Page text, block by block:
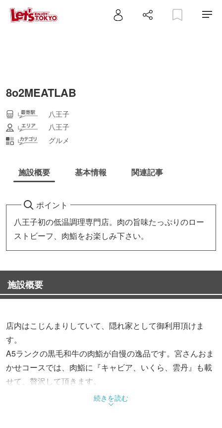
8o2MEATLAB
八王子
八王子
グルメ
施設概要 基本情報 関連記事
ポイント
八王子初の低温調理専門店。肉の旨味たっぷりのロー
ストビーフ、肉鮨をお楽しみ下さい。
施設概要
店内はこじんまりしていて、隠れ家として御利用頂けま
す。
A5ランクの黒毛和牛の肉鮨が自慢の逸品です。宮さんおま
かせコースでは、肉鮨に『キャビア、いくら、雲丹』も載
せて、贅沢して頂きます。
お肉に合う日本酒も御用意しております。
完全予約制の為、他のお客様を気にせずにお食事を楽しん
続きを読む